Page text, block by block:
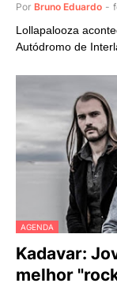
Por Bruno Eduardo -
Lollapalooza
Autódromo de
AGENDA
Kadavar:
melhor